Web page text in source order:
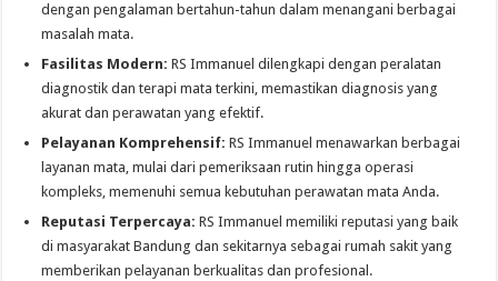
dengan pengalaman bertahun-tahun dalam menangani berbagai
masalah mata.
Fasilitas Modern: RS Immanuel dilengkapi dengan peralatan
diagnostik dan terapi mata terkini, memastikan diagnosis yang
akurat dan perawatan yang efektif.
Pelayanan Komprehensif: RS Immanuel menawarkan berbagai
layanan mata, mulai dari pemeriksaan rutin hingga operasi
kompleks, memenuhi semua kebutuhan perawatan mata Anda.
Reputasi Terpercaya: RS Immanuel memiliki reputasi yang baik
di masyarakat Bandung dan sekitarnya sebagai rumah sakit yang
memberikan pelayanan berkualitas dan profesional.